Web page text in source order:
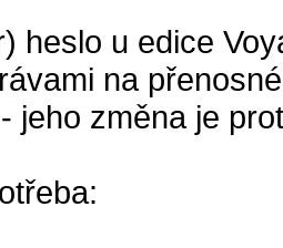
heslo u edice
na
jeho změna je